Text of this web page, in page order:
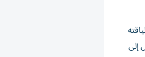
يصل إلى